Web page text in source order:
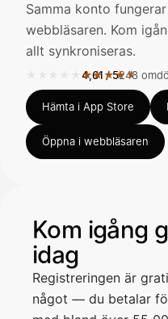
Samma konto
webbläsaren. Kom
allt synkroniseras.
★★★★★
Betyg 4,61 av 5 i App
4,61/5248
Hämta i App Store
Öppna i webbläsaren
Kom igång
idag
Registreringen är
något — du betalar